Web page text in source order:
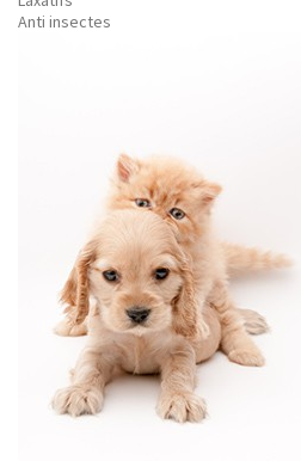
Anti insectes